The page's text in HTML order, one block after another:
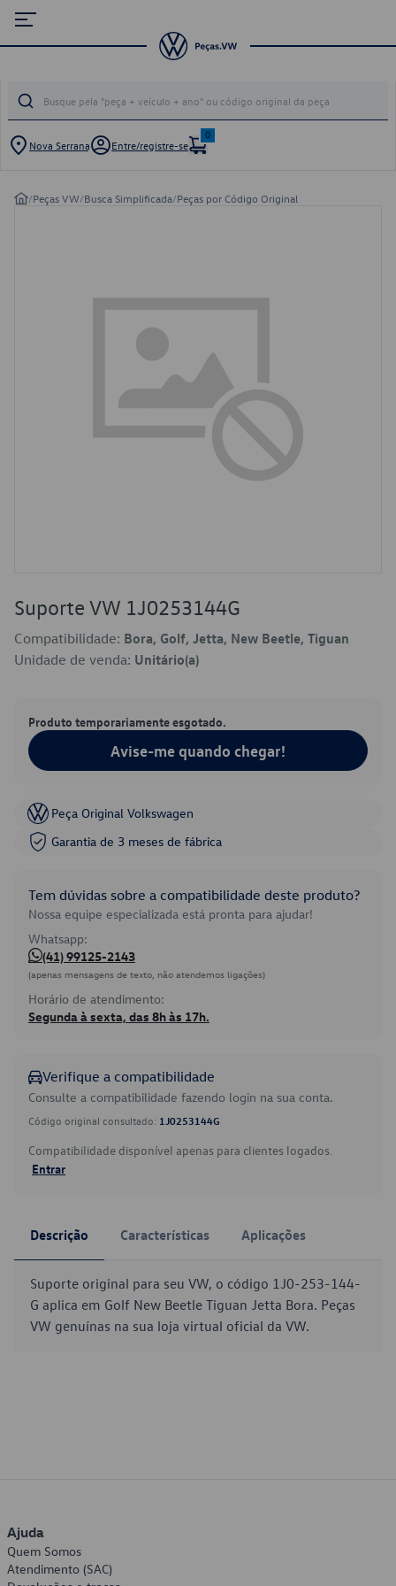
Nova Serrana Entre/registre-se
0
/Peças VW/Busca Simplificada/Peças por Código Original
Suporte VW 1J0253144G
Compatibilidade: Bora, Golf, Jetta, New Beetle, Tiguan
Unidade de venda: Unitário(a)
Produto temporariamente esgotado.
Avise-me quando chegar!
Peça Original Volkswagen
Garantia de 3 meses de fábrica
Tem dúvidas sobre a compatibilidade deste produto?
Nossa equipe especializada está pronta para ajudar!
Whatsapp:
(41) 99125-2143
(apenas mensagens de texto, não atendemos ligações)
Horário de atendimento:
Segunda à sexta, das 8h às 17h.
Verifique a compatibilidade
Consulte a compatibilidade fazendo login na sua conta.
Código original consultado: 1J0253144G
Compatibilidade disponível apenas para clientes logados.
Entrar
Descrição Características Aplicações
Suporte original para seu VW, o código 1J0-253-144-
G aplica em Golf New Beetle Tiguan Jetta Bora. Peças
VW genuínas na sua loja virtual oficial da VW.
Ajuda
Quem Somos
Atendimento (SAC)